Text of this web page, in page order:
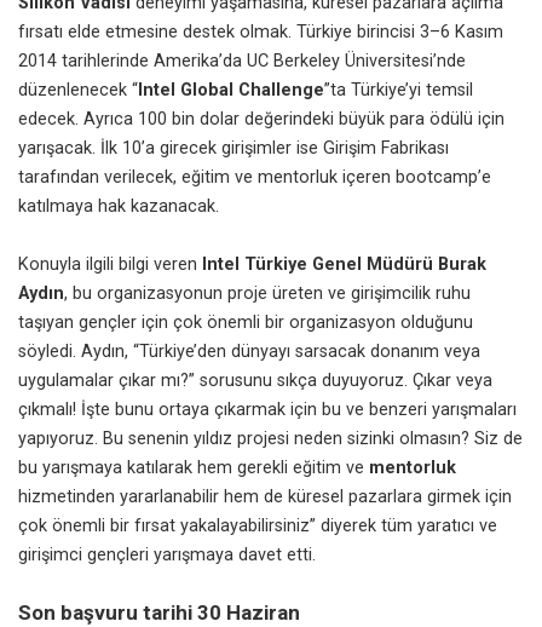
fırsatı elde etmesine destek olmak. Türkiye birincisi 3–6 Kasım
2014 tarihlerinde Amerika’da UC Berkeley Üniversitesi’nde
düzenlenecek “ Intel Global Challenge”ta Türkiye’yi temsil
edecek. Ayrıca 100 bin dolar değerindeki büyük para ödülü için
yarışacak. İlk 10’a girecek girişimler ise Girişim Fabrikası
tarafından verilecek, eğitim ve mentorluk içeren bootcamp’e
katılmaya hak kazanacak.
Konuyla ilgili bilgi veren Intel Türkiye Genel Müdürü Burak
Aydın, bu organizasyonun proje üreten ve girişimcilik ruhu
taşıyan gençler için çok önemli bir organizasyon olduğunu
söyledi. Aydın, “Türkiye’den dünyayı sarsacak donanım veya
uygulamalar çıkar mı?” sorusunu sıkça duyuyoruz. Çıkar veya
çıkmalı! İşte bunu ortaya çıkarmak için bu ve benzeri yarışmaları
yapıyoruz. Bu senenin yıldız projesi neden sizinki olmasın? Siz de
bu yarışmaya katılarak hem gerekli eğitim ve mentorluk
hizmetinden yararlanabilir hem de küresel pazarlara girmek için
çok önemli bir fırsat yakalayabilirsiniz” diyerek tüm yaratıcı ve
girişimci gençleri yarışmaya davet etti.
Son başvuru tarihi 30 Haziran